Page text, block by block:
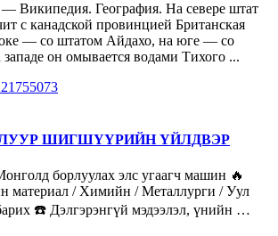
Википедия. География. На севере штат
с канадской провинцией Британская
— со штатом Айдахо, на юге — со
он омывается водами Тихого ...
ШИГШҮҮРИЙН ҮЙЛДВЭР
борлуулах элс угаагч машин 🔥
материал / Химийн / Металлурги / Уул
☎️ Дэлгэрэнгүй мэдээлэл, үнийн …